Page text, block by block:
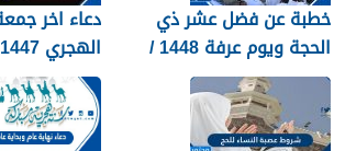
خطبة عن فضل عشر ذي
الحجة ويوم عرفة 1448 /
2026
دعاء اخر
الجديد 1448